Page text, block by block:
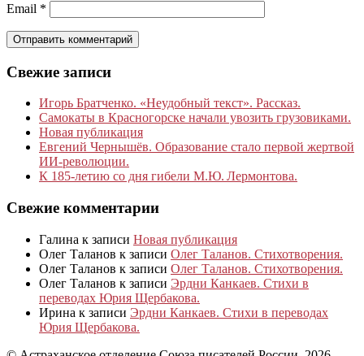
Email *
Свежие записи
Игорь Братченко. «Неудобный текст». Рассказ.
Самокаты в Красногорске начали увозить грузовиками.
Новая публикация
Евгений Чернышёв. Образование стало первой жертвой
ИИ-революции.
К 185‑летию со дня гибели М.Ю. Лермонтова.
Свежие комментарии
Галина к записи Новая публикация
Олег Таланов к записи Олег Таланов. Стихотворения.
Олег Таланов к записи Олег Таланов. Стихотворения.
Олег Таланов к записи Эрдни Канкаев. Стихи в
переводах Юрия Щербакова.
Ирина к записи Эрдни Канкаев. Стихи в переводах
Юрия Щербакова.